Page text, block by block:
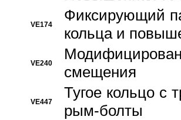
VE174
Фиксирующий
кольца и
VE240
смещения
VE447
Тугое кольцо с
рым-болты